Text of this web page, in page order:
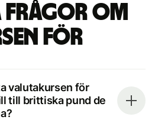
frågor om
för
valutakursen för
till brittiska pund de